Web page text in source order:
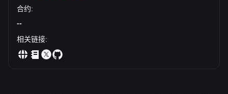
合约:
--
相关链接: